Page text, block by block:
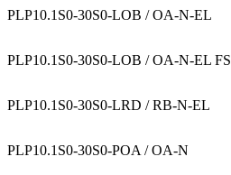
PLP10.1S0-30S0-LOB / OA-N-EL
PLP10.1S0-30S0-LOB / OA-N-EL FS
PLP10.1S0-30S0-LRD / RB-N-EL
PLP10.1S0-30S0-POA / OA-N